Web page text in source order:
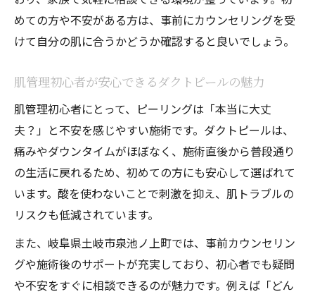
めての方や不安がある方は、事前にカウンセリングを受
けて自分の肌に合うかどうか確認すると良いでしょう。
肌管理初心者が安心できるダクトピールの魅力
肌管理初心者にとって、ピーリングは「本当に大丈
夫？」と不安を感じやすい施術です。ダクトピールは、
痛みやダウンタイムがほぼなく、施術直後から普段通り
の生活に戻れるため、初めての方にも安心して選ばれて
います。酸を使わないことで刺激を抑え、肌トラブルの
リスクも低減されています。
また、岐阜県土岐市泉池ノ上町では、事前カウンセリン
グや施術後のサポートが充実しており、初心者でも疑問
や不安をすぐに相談できるのが魅力です。例えば「どん